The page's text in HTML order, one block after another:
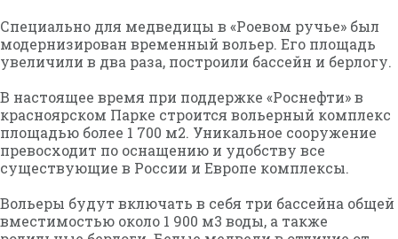
Специально для медведицы в «Роевом ручье» был
модернизирован временный вольер. Его площадь
увеличили в два раза, построили бассейн и берлогу.
В настоящее время при поддержке «Роснефти» в
красноярском Парке строится вольерный комплекс
площадью более 1 700 м2. Уникальное сооружение
превосходит по оснащению и удобству все
существующие в России и Европе комплексы.
Вольеры будут включать в себя три бассейна общей
вместимостью около 1 900 м3 воды, а также